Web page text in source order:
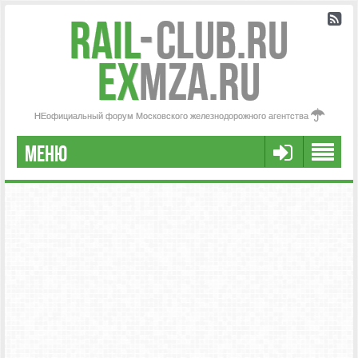
Rail-Club.RU
exMZA.RU
НЕофициальный форум Московского железнодорожного агентства
МЕНЮ
РЕГИСТРАЦИЯ